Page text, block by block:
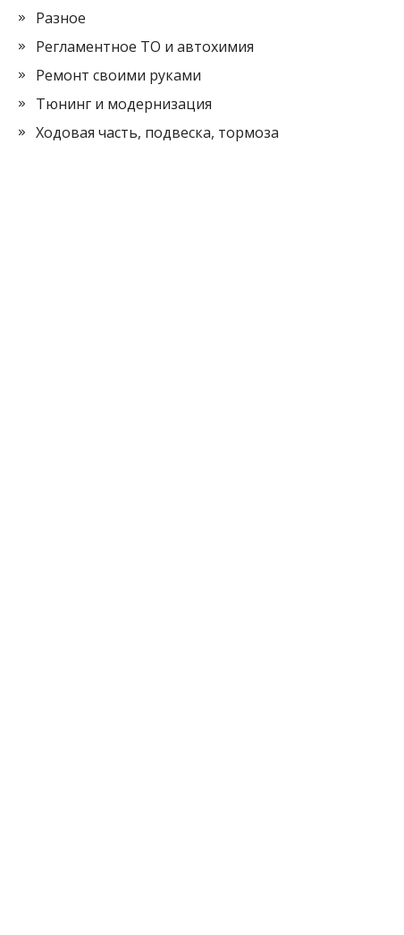
Разное
Регламентное ТО и автохимия
Ремонт своими руками
Тюнинг и модернизация
Ходовая часть, подвеска, тормоза